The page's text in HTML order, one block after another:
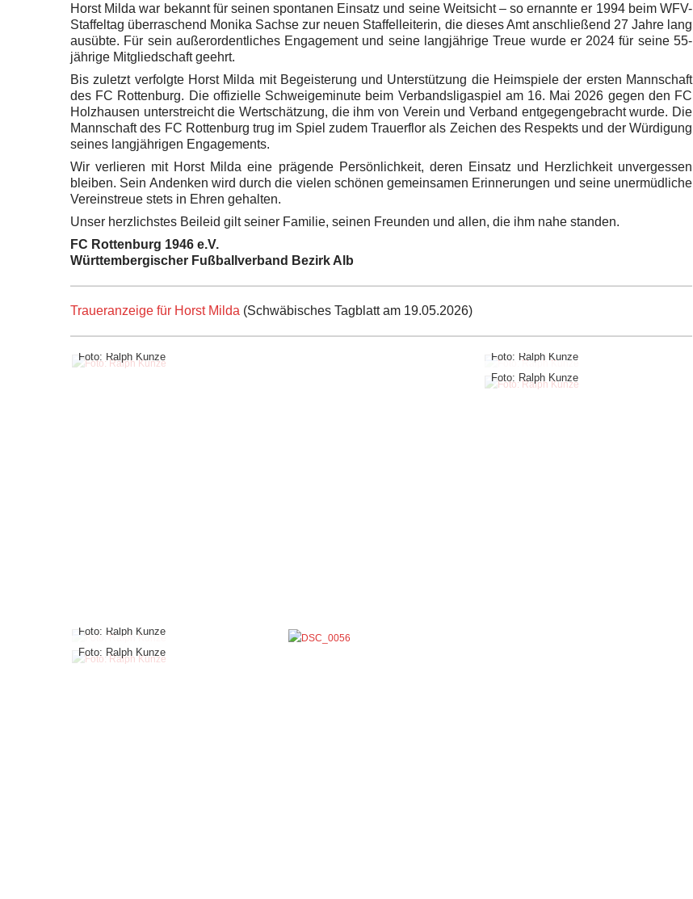
Horst Milda war bekannt für seinen spontanen Einsatz und seine Weitsicht – so ernannte er 1994 beim WFV-
Staffeltag überraschend Monika Sachse zur neuen Staffelleiterin, die dieses Amt anschließend 27 Jahre lang
ausübte. Für sein außerordentliches Engagement und seine langjährige Treue wurde er 2024 für seine 55-
jährige Mitgliedschaft geehrt.
Bis zuletzt verfolgte Horst Milda mit Begeisterung und Unterstützung die Heimspiele der ersten Mannschaft
des FC Rottenburg. Die offizielle Schweigeminute beim Verbandsligaspiel am 16. Mai 2026 gegen den FC
Holzhausen unterstreicht die Wertschätzung, die ihm von Verein und Verband entgegengebracht wurde. Die
Mannschaft des FC Rottenburg trug im Spiel zudem Trauerflor als Zeichen des Respekts und der Würdigung
seines langjährigen Engagements.
Wir verlieren mit Horst Milda eine prägende Persönlichkeit, deren Einsatz und Herzlichkeit unvergessen
bleiben. Sein Andenken wird durch die vielen schönen gemeinsamen Erinnerungen und seine unermüdliche
Vereinstreue stets in Ehren gehalten.
Unser herzlichstes Beileid gilt seiner Familie, seinen Freunden und allen, die ihm nahe standen.
FC Rottenburg 1946 e.V.
Württembergischer Fußballverband Bezirk Alb
Traueranzeige für Horst Milda (Schwäbisches Tagblatt am 19.05.2026)
Foto: Ralph Kunze
Foto: Ralph Kunze
Foto: Ralph Kunze
Foto: Ralph Kunze
Foto: Ralph Kunze